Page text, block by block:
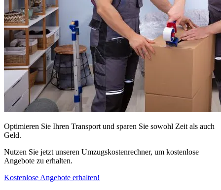
Optimieren Sie Ihren Transport und sparen Sie sowohl Zeit als auch
Geld.
Nutzen Sie jetzt unseren Umzugskostenrechner, um kostenlose
Angebote zu erhalten.
Kostenlose Angebote erhalten!